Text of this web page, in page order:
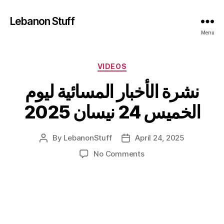
Lebanon Stuff
Menu
Categories
VIDEOS
نشرة الأخبار المسائية ليوم
الخميس 24 نيسان 2025
Post
By LebanonStuff
PostApril 24, 2025
No Commentson